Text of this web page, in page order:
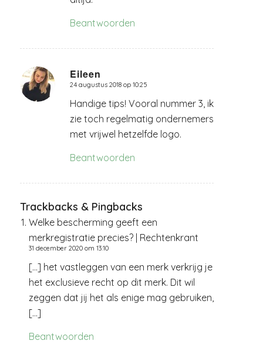
Beantwoorden
Eileen
zegt:
24 augustus 2018 op 10:25
Handige tips! Vooral nummer 3, ik
zie toch regelmatig ondernemers
met vrijwel hetzelfde logo.
Beantwoorden
Trackbacks & Pingbacks
Welke bescherming geeft een
merkregistratie precies? | Rechtenkrant
31 december 2020 om 13:10
[…] het vastleggen van een merk verkrijg je
het exclusieve recht op dit merk. Dit wil
zeggen dat jij het als enige mag gebruiken,
[…]
Beantwoorden